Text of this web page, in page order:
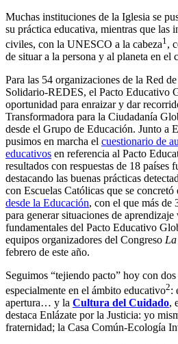
Muchas instituciones de la Iglesia se
su práctica educativa, mientras que las
civiles, con la UNESCO a la cabeza1 ,
de situar a la persona y al planeta en el
Para las 54 organizaciones de la Red
Solidario-REDES, el Pacto Educativo
oportunidad para enraizar y dar
Transformadora para la Ciudadanía
desde el Grupo de Educación. Junto a
pusimos en marcha el cuestionario de
educativos en referencia al Pacto
resultados con respuestas de 18 países
destacando las buenas prácticas
con Escuelas Católicas que se concretó
desde la Educación, con el que más de
para generar situaciones de
fundamentales del Pacto Educativo
equipos organizadores del Congreso
febrero de este año.
Seguimos “tejiendo pacto” hoy con dos
especialmente en el ámbito educativo2:
apertura… y la Cultura del Cuidado,
destaca Enlázate por la Justicia: yo
fraternidad; la Casa Común-Ecología